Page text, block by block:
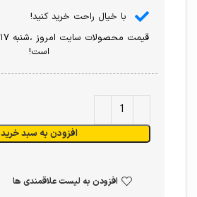
با خیال راحت خرید کنید!
است!
افزودن به سبد خرید
افزودن به لیست علاقمندی ها